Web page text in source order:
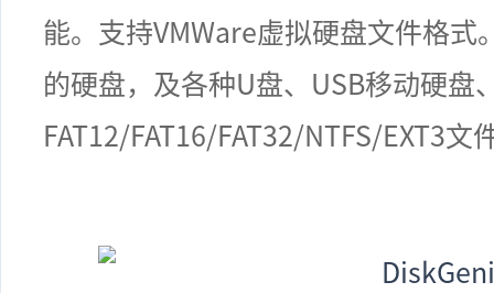
能。支持VMWare虚拟硬盘文件格式
的硬盘，及各种U盘、 USB移动硬盘
FAT12/FAT16/FAT32/NTFS/EXT3文